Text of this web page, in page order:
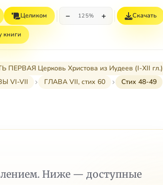
Целиком − 125% + Скачать
книги
ПЕРВАЯ Церковь Христова из Иудеев (I-XII гл.)
VI-VII ГЛАВА VII, стих 60 Стих 48-49
Ниже — доступные